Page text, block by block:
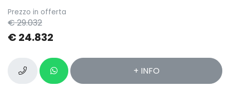
Prezzo in offerta
€ 29.032
€ 24.832
+ INFO